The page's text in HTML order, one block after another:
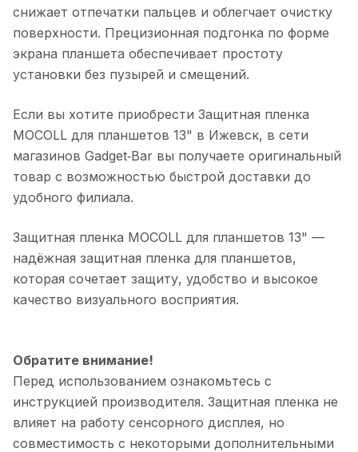
снижает отпечатки пальцев и облегчает очистку
поверхности. Прецизионная подгонка по форме
экрана планшета обеспечивает простоту
установки без пузырей и смещений.
Если вы хотите приобрести Защитная пленка
MOCOLL для планшетов 13" в Ижевск, в сети
магазинов Gadget‑Bar вы получаете оригинальный
товар с возможностью быстрой доставки до
удобного филиала.
Защитная пленка MOCOLL для планшетов 13" —
надёжная защитная пленка для планшетов,
которая сочетает защиту, удобство и высокое
качество визуального восприятия.
Обратите внимание!
Перед использованием ознакомьтесь с
инструкцией производителя. Защитная пленка не
влияет на работу сенсорного дисплея, но
совместимость с некоторыми дополнительными